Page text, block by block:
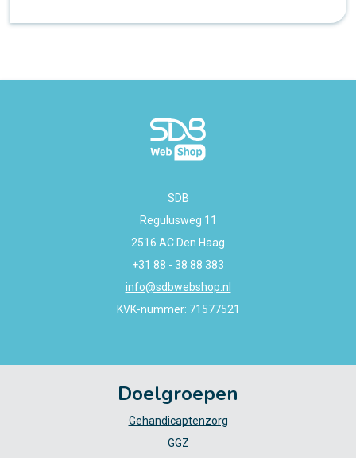
SDB
Regulusweg 11
2516 AC Den Haag
+31 88 - 38 88 383
info@sdbwebshop.nl
KVK-nummer: 71577521
Doelgroepen
Gehandicaptenzorg
GGZ